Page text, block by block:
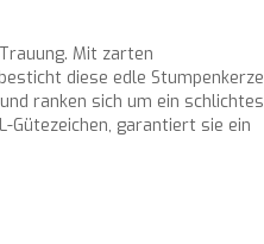
Mit zarten
diese edle Stumpenkerze
ranken sich um ein schlichtes
Gütezeichen, garantiert sie ein